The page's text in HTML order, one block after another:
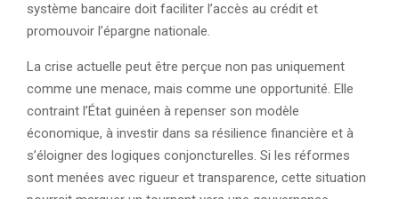
système bancaire doit faciliter l’accès au crédit et
promouvoir l’épargne nationale.
La crise actuelle peut être perçue non pas uniquement
comme une menace, mais comme une opportunité. Elle
contraint l’État guinéen à repenser son modèle
économique, à investir dans sa résilience financière et à
s’éloigner des logiques conjoncturelles. Si les réformes
sont menées avec rigueur et transparence, cette situation